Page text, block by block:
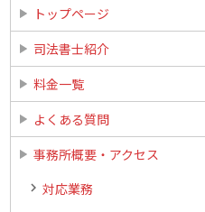
トップページ
司法書士紹介
料金一覧
よくある質問
事務所概要・アクセス
対応業務